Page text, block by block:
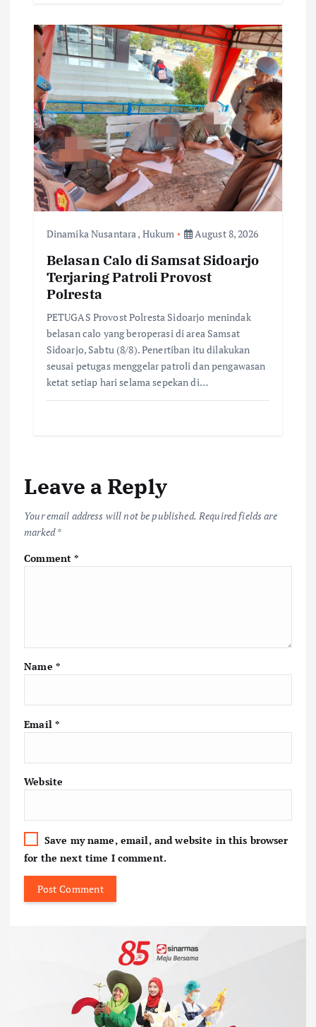
Dinamika Nusantara , Hukum August 8, 2026
Belasan Calo di Samsat Sidoarjo
Terjaring Patroli Provost
Polresta
PETUGAS Provost Polresta Sidoarjo menindak
belasan calo yang beroperasi di area Samsat
Sidoarjo, Sabtu (8/8). Penertiban itu dilakukan
seusai petugas menggelar patroli dan pengawasan
ketat setiap hari selama sepekan di…
Leave a Reply
Your email address will not be published. Required fields are
marked*
Comment*
Name *
Email *
Website
Save my name, email, and website in this browser
for the next time I comment.